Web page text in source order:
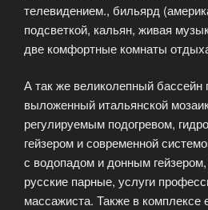
телевидением., бильярд
подсветкой, кальян, живая
две комфортные комнаты
А так же великолепный
выложенный итальянской
регулируемым подогревом,
гейзером и современной
с водопадом и донным
русские парные, услуги
массажиста. Также в комплексе